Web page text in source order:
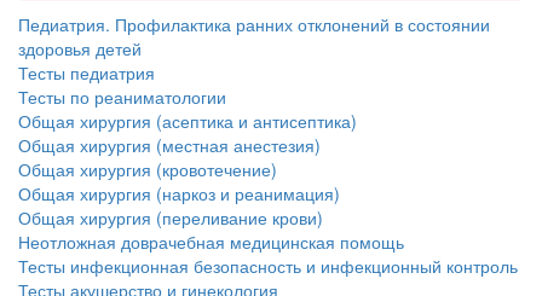
Педиатрия. Профилактика ранних отклонений в состоянии
здоровья детей
Тесты педиатрия
Тесты по реаниматологии
Общая хирургия (асептика и антисептика)
Общая хирургия (местная анестезия)
Общая хирургия (кровотечение)
Общая хирургия (наркоз и реанимация)
Общая хирургия (переливание крови)
Неотложная доврачебная медицинская помощь
Тесты инфекционная безопасность и инфекционный контроль
Тесты акушерство и гинекология